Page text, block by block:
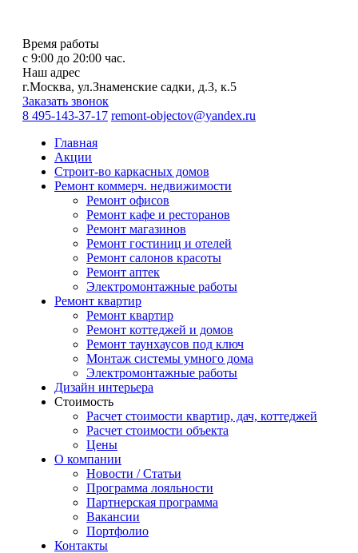
Время работы
с 9:00 до 20:00 час.
Наш адрес
г.Москва, ул.Знаменские садки, д.3, к.5
Заказать звонок
8 495-143-37-17 remont-objectov@yandex.ru
Главная
Акции
Строит-во каркасных домов
Ремонт коммерч. недвижимости
Ремонт офисов
Ремонт кафе и ресторанов
Ремонт магазинов
Ремонт гостиниц и отелей
Ремонт салонов красоты
Ремонт аптек
Электромонтажные работы
Ремонт квартир
Ремонт квартир
Ремонт коттеджей и домов
Ремонт таунхаусов под ключ
Монтаж системы умного дома
Электромонтажные работы
Дизайн интерьера
Стоимость
Расчет стоимости квартир, дач, коттеджей
Расчет стоимости объекта
Цены
О компании
Новости / Статьи
Программа лояльности
Партнерская программа
Вакансии
Портфолио
Контакты